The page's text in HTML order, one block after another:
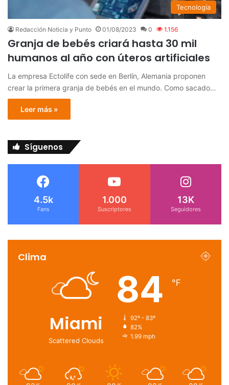
Tecnología
Redacción Noticia y Punto 01/08/2023 0 1.156
Granja de bebés criará hasta 30 mil
humanos al año con úteros artificiales
La empresa Ectolife con sede en Berlín, Alemania proponen
crear la primera granja de bebés en el mundo. Como sacado…
Leer más »
Síguenos
4.5k
Fans
1.000
Suscriptores
13K
Seguidores
Clima
Miami
Scattered Clouds
84 ℉
92º - 83º
82%
1.99 mph